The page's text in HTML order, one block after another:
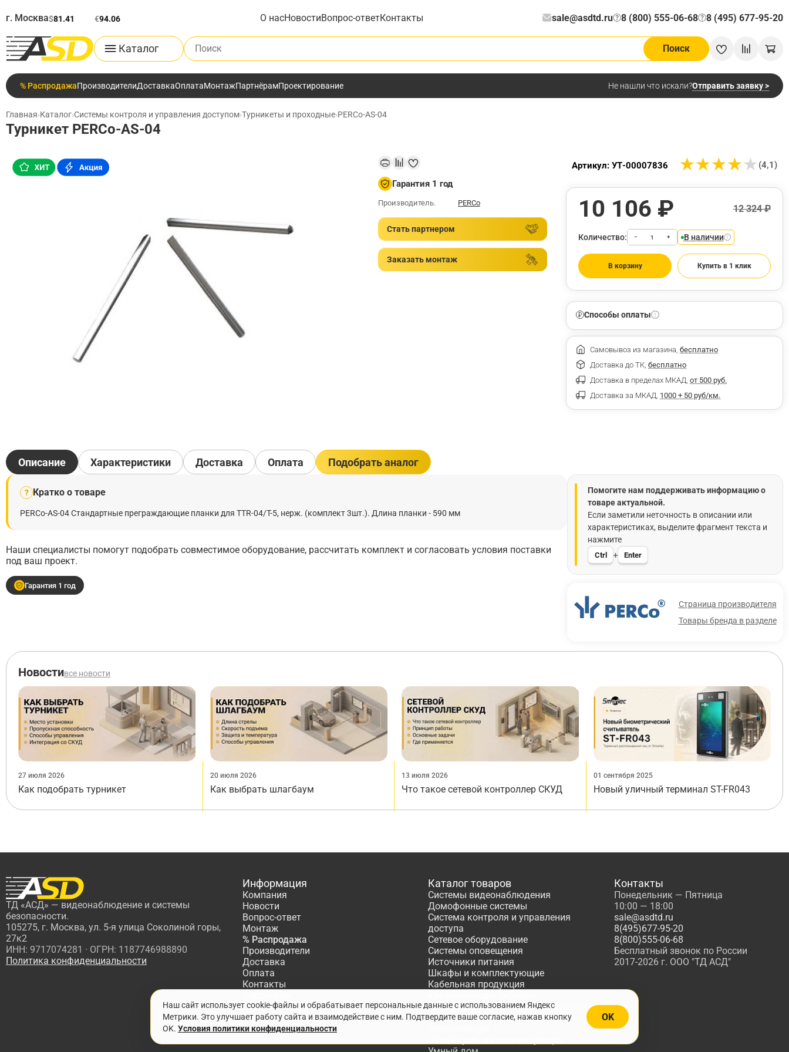
г. Москва$81.41 €94.06 О насНовостиВопрос-ответКонтакты sale@asdtd.ru 8 (800) 555-06-68
? 8 (495) 677-95-20
?
Каталог
Поиск по каталогу
Поиск
% РаспродажаПроизводителиДоставкаОплатаМонтажПартнёрамПроектирование Не нашли что искали?Отправить заявку >
Главная›Каталог›Системы контроля и управления доступом›Турникеты и проходные›PERCo-AS-04
Турникет PERCo-AS-04
Гарантия 1 год
Производитель. PERCo
Стать партнером
Заказать монтаж
★★★★★
★★★★★ (4,1)
Артикул: УТ-00007836
10 106 ₽ 12 324 ₽
Количество: − + В наличии
В корзину Купить в 1 клик
Способы оплаты
Самовывоз из магазина, бесплатно
Доставка до ТК, бесплатно
Доставка в пределах МКАД, от 500 руб.
Доставка за МКАД, 1000 + 50 руб/км.
Описание
? Кратко о товаре
PERCo-AS-04 Стандартные преграждающие планки для TTR-04/T-5, нерж. (комплект 3шт.). Длина планки - 590 мм
Наши специалисты помогут подобрать совместимое оборудование, рассчитать комплект и согласовать условия поставки
под ваш проект.
Гарантия 1 год
Помогите нам поддерживать информацию о
товаре актуальной.
Если заметили неточность в описании или
характеристиках, выделите фрагмент текста и
нажмите
Ctrl + Enter
Страница производителя
Товары бренда в разделе
Характеристики Доставка Оплата Подобрать аналог
Новостивсе новости
27 июля 2026
Как подобрать турникет
20 июля 2026
Как выбрать шлагбаум
13 июля 2026
Что такое сетевой контроллер СКУД
01 сентября 2025
Новый уличный терминал ST-FR043
ТД «АСД» — видеонаблюдение и системы
безопасности.
105275, г. Москва, ул. 5-я улица Соколиной горы,
27к2
ИНН: 9717074281 · ОГРН: 1187746988890
Политика конфиденциальности
Информация
Компания
Новости
Вопрос-ответ
Монтаж
% Распродажа
Производители
Доставка
Оплата
Контакты
Проектирование
Каталог товаров
Системы видеонаблюдения
Домофонные системы
Система контроля и управления
доступа
Сетевое оборудование
Системы оповещения
Источники питания
Шкафы и комплектующие
Кабельная продукция
Расходные материалы, Инструменты
Системы охранно-пожарной
Контакты
Понедельник — Пятница
10:00 — 18:00
sale@asdtd.ru
8(495)677-95-20
8(800)555-06-68
Бесплатный звонок по России
2017-2026 г. ООО "ТД АСД"
Наш сайт использует cookie-файлы и обрабатывает персональные данные с использованием Яндекс
Метрики. Это улучшает работу сайта и взаимодействие с ним. Подтвердите ваше согласие, нажав кнопку
OK. Условия политики конфиденциальности
OK